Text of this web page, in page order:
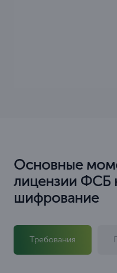
Основные
лицензии ФСБ
шифрование
Требования